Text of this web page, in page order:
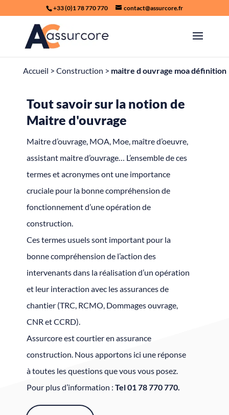
+33 (0)1 78 770 770 contact@assurcore.fr
Accueil > Construction > maitre d ouvrage moa définition
Tout savoir sur la notion de
Maitre d'ouvrage
Maitre d’ouvrage, MOA, Moe, maître d’oeuvre,
assistant maitre d’ouvrage… L’ensemble de ces
termes et acronymes ont une importance
cruciale pour la bonne compréhension de
fonctionnement d’uneopération de
construction.
Ces termes usuels sont important pour la
bonne compréhension de l’action des
intervenants dans la réalisation d’un opération
et leur interaction avec les assurances de
chantier (TRC, RCMO, Dommages ouvrage,
CNR etCCRD).
Assurcore est courtier en assurance
construction. Nous apportons ici une réponse
à toutes les questions que vous vous posez.
Pour plus d’information : Tel 01 78 770 770.